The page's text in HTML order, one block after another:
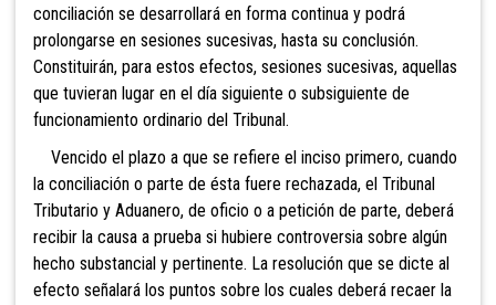
conciliación se desarrollará en forma continua y podrá
prolongarse en sesiones sucesivas, hasta su conclusión.
Constituirán, para estos efectos, sesiones sucesivas, aquellas
que tuvieran lugar en el día siguiente o subsiguiente de
funcionamiento ordinario del Tribunal.
Vencido el plazo a que se refiere el inciso primero, cuando
la conciliación o parte de ésta fuere rechazada, el Tribunal
Tributario y Aduanero, de oficio o a petición de parte, deberá
recibir la causa a prueba si hubiere controversia sobre algún
hecho substancial y pertinente. La resolución que se dicte al
efecto señalará los puntos sobre los cuales deberá recaer la